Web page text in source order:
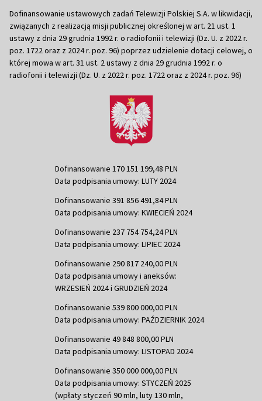
Dofinansowanie ustawowych zadań Telewizji Polskiej S.A. w likwidacji,
związanych z realizacją misji publicznej określonej w art. 21 ust. 1
ustawy z dnia 29 grudnia 1992 r. o radiofonii i telewizji (Dz. U. z 2022 r.
poz. 1722 oraz z 2024 r. poz. 96) poprzez udzielenie dotacji celowej, o
której mowa w art. 31 ust. 2 ustawy z dnia 29 grudnia 1992 r. o
radiofonii i telewizji (Dz. U. z 2022 r. poz. 1722 oraz z 2024 r. poz. 96)
Dofinansowanie 170 151 199,48 PLN
Data podpisania umowy: LUTY 2024
Dofinansowanie 391 856 491,84 PLN
Data podpisania umowy: KWIECIEŃ 2024
Dofinansowanie 237 754 754,24 PLN
Data podpisania umowy: LIPIEC 2024
Dofinansowanie 290 817 240,00 PLN
Data podpisania umowy i aneksów:
WRZESIEŃ 2024 i GRUDZIEŃ 2024
Dofinansowanie 539 800 000,00 PLN
Data podpisania umowy: PAŹDZIERNIK 2024
Dofinansowanie 49 848 800,00 PLN
Data podpisania umowy: LISTOPAD 2024
Dofinansowanie 350 000 000,00 PLN
Data podpisania umowy: STYCZEŃ 2025
(wpłaty styczeń 90 mln, luty 130 mln,